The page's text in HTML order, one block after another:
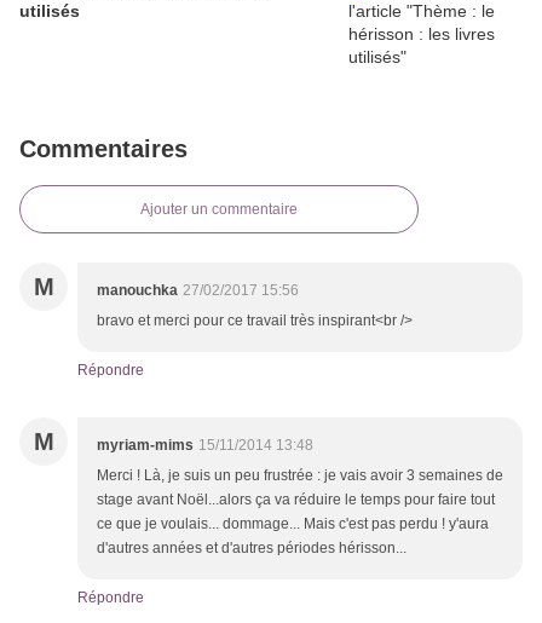
utilisés
Commentaires
Ajouter un commentaire
M manouchka 27/02/2017 15:56
bravo et merci pour ce travail très inspirant<br />
Répondre
M myriam-mims 15/11/2014 13:48
Merci ! Là, je suis un peu frustrée : je vais avoir 3 semaines de
stage avant Noël...alors ça va réduire le temps pour faire tout
ce que je voulais... dommage... Mais c'est pas perdu ! y'aura
d'autres années et d'autres périodes hérisson...
Répondre